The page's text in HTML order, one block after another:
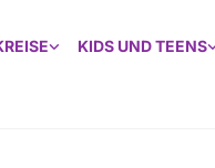
KIDS UND TEENS